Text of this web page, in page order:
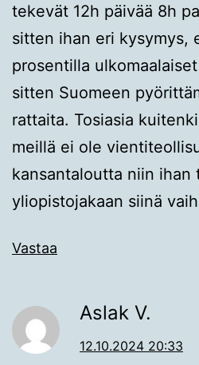
tekevät 12h päivää 8h
sitten ihan eri kysymys,
prosentilla
sitten Suomeen
rattaita. Tosiasia
meillä ei ole
kansantaloutta niin ihan
yliopistojakaan siinä
Vastaa
Aslak V.
12.10.2024 20:33